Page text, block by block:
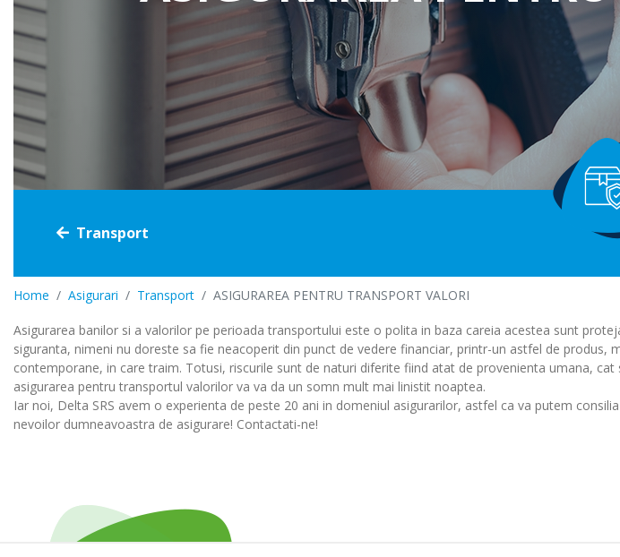
Voiaj
Cumpara online
Asigurare facultativa
Transport
Home Asigurari Transport ASIGURAREA PENTRU TRANSPORT VALORI
Asigurarea banilor si a valorilor pe perioada transportului este o polita in baza careia acestea sunt
siguranta, nimeni nu doreste sa fie neacoperit din punct de vedere financiar, printr-un astfel de produs,
contemporane, in care traim. Totusi, riscurile sunt de naturi diferite fiind atat de provenienta umana, cat
asigurarea pentru transportul valorilor va va da un somn mult mai linistit noaptea.
Iar noi, Delta SRS avem o experienta de peste 20 ani in domeniul asigurarilor, astfel ca va putem
nevoilor dumneavoastra de asigurare! Contactati-ne!